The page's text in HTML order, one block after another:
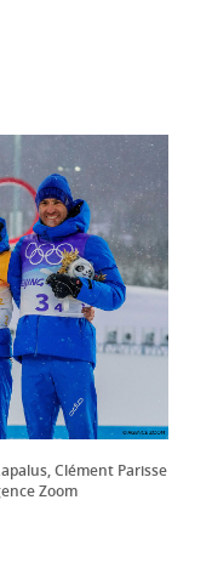
Clément Parisse
Zoom